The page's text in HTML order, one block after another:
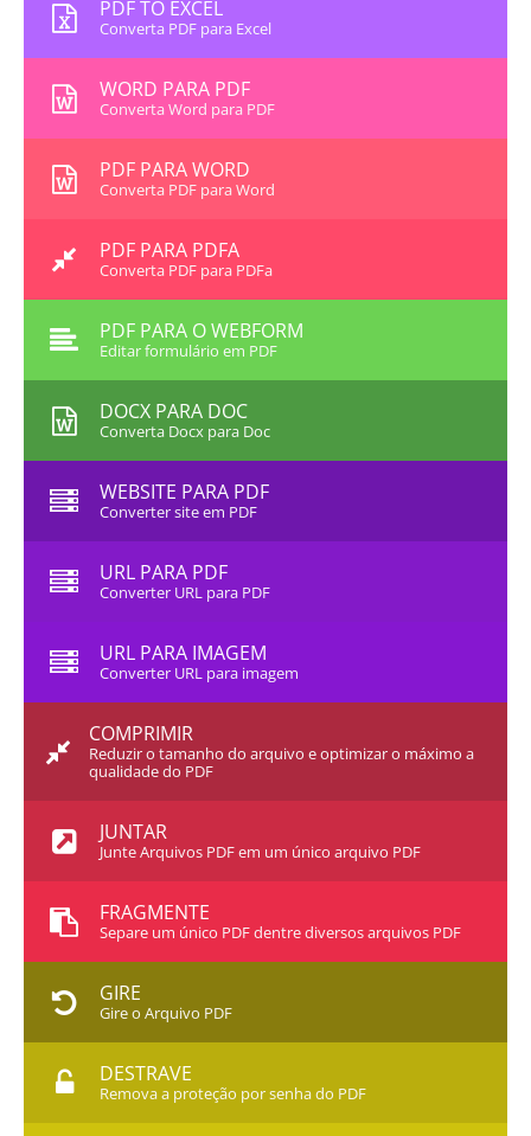
PDF TO EXCEL
Converta PDF para Excel
WORD PARA PDF
Converta Word para PDF
PDF PARA WORD
Converta PDF para Word
PDF PARA PDFA
Converta PDF para PDFa
PDF PARA O WEBFORM
Editar formulário em PDF
DOCX PARA DOC
Converta Docx para Doc
WEBSITE PARA PDF
Converter site em PDF
URL PARA PDF
Converter URL para PDF
URL PARA IMAGEM
Converter URL para imagem
COMPRIMIR
Reduzir o tamanho do arquivo e optimizar o máximo a
qualidade do PDF
JUNTAR
Junte Arquivos PDF em um único arquivo PDF
FRAGMENTE
Separe um único PDF dentre diversos arquivos PDF
GIRE
Gire o Arquivo PDF
DESTRAVE
Remova a proteção por senha do PDF